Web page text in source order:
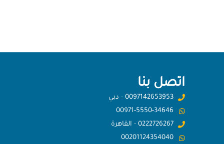
اتصل بنا
0097142653953 - دبي
00971-5550-34646
0222726267 - القاهرة
00201124354040